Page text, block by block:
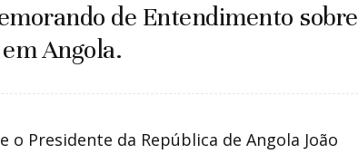
de Entendimento sobre
Angola.
Presidente da República de Angola João